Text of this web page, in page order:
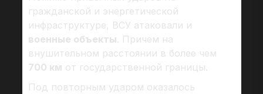
гражданской и энергетической
инфраструктуре, ВСУ атаковали и
военные объекты. Причем на
внушительном расстоянии в более чем
700 км от государственной границы.
Под повторным ударом оказалось